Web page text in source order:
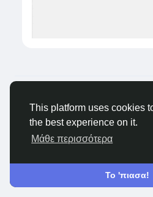
This platform uses cookies
the best experience on it.
Μάθε περισσότερα
Το 'πιασα!
Σχετικά
Blogs Ιδιωτικότητα
μαζί μας